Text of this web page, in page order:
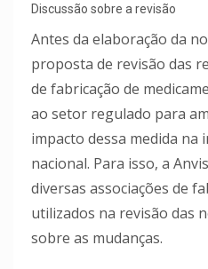
Discussão sobre a revisão
Antes da elaboração da
proposta de revisão das
de fabricação de
ao setor regulado para
impacto dessa medida na
nacional. Para isso, a
diversas associações de
utilizados na revisão das
sobre as mudanças.